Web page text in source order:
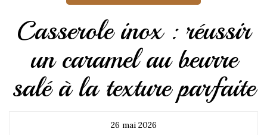
Casserole inox : réussir
un caramel au beurre
salé à la texture parfaite
26 mai 2026